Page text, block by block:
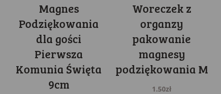
Magnes
Podziękowania
dla gości
Pierwsza
Komunia Święta
9cm
Woreczek z
organzy
pakowanie
magnesy
podziękowania M
1.50zł